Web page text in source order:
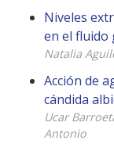
Niveles
en el fluido
Natalia
Acción de
cándida
Ucar
Antonio